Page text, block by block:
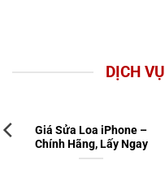
DỊCH
Giá Sửa Loa iPhone –
Chính Hãng, Lấy Ngay